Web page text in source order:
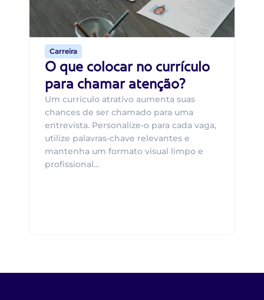
Carreira
O que colocar no currículo
para chamar atenção?
Um currículo atrativo aumenta suas
chances de ser chamado para uma
entrevista. Personalize-o para cada vaga,
utilize palavras-chave relevantes e
mantenha um formato visual limpo e
profissional...